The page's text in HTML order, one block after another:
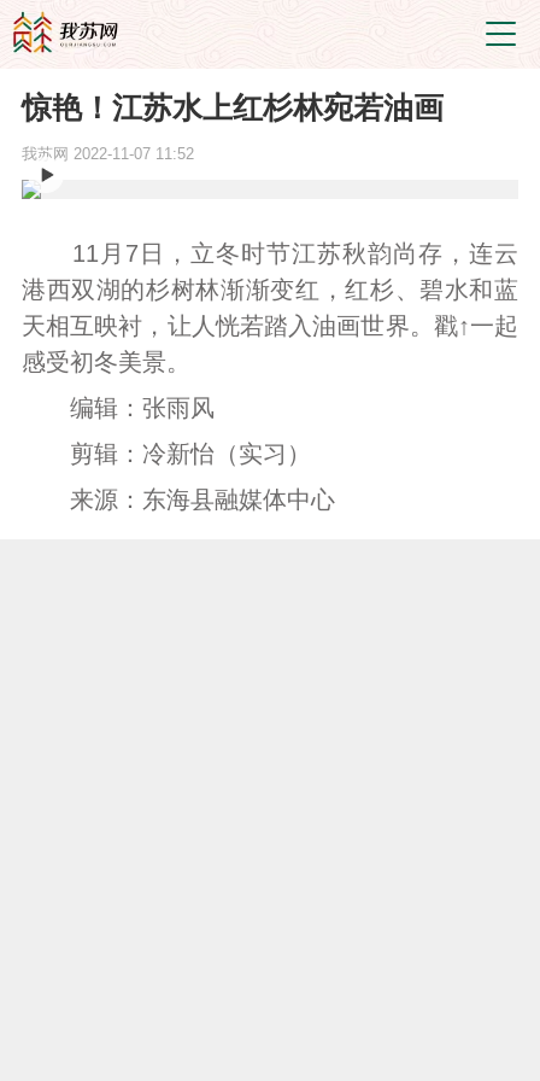
惊艳！江苏水上红杉林宛若油画
我苏网 2022-11-07 11:52
11月7日，立冬时节江苏秋韵尚存，连云
港西双湖的杉树林渐渐变红，红杉、碧水和蓝
天相互映衬，让人恍若踏入油画世界。戳↑一起
感受初冬美景。
编辑：张雨风
剪辑：冷新怡（实习）
来源：东海县融媒体中心